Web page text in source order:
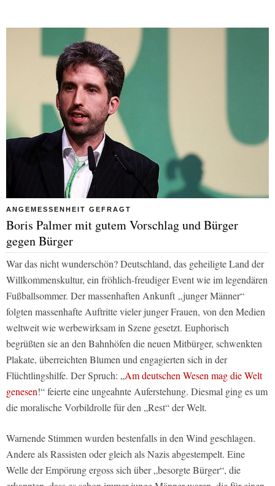
ANGEMESSENHEIT GEFRAGT
Boris Palmer mit gutem Vorschlag und Bürger
gegen Bürger
War das nicht wunderschön? Deutschland, das geheiligte Land der
Willkommenskultur, ein fröhlich-freudiger Event wie im legendären
Fußballsommer. Der massenhaften Ankunft „junger Männer“
folgten massenhafte Auftritte vieler junger Frauen, von den Medien
weltweit wie werbewirksam in Szene gesetzt. Euphorisch
begrüßten sie an den Bahnhöfen die neuen Mitbürger, schwenkten
Plakate, überreichten Blumen und engagierten sich in der
Flüchtlingshilfe. Der Spruch: „Am deutschen Wesen mag die Welt
genesen!“ feierte eine ungeahnte Auferstehung. Diesmal ging es um
die moralische Vorbildrolle für den „Rest“ der Welt.
Warnende Stimmen wurden bestenfalls in den Wind geschlagen.
Andere als Rassisten oder gleich als Nazis abgestempelt. Eine
Welle der Empörung ergoss sich über „besorgte Bürger“, die